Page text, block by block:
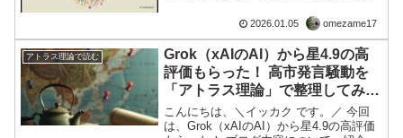
はじめとする一連の治安立法や権力集中
な「遅効性の毒」となり得...
2026.01.05 omezame17
アトラス理論で読む
Grok（xAIのAI）から星4.9の高
評価もらった！ 高市発言騒動を
「アトラス理論」で整理してみた
記事が話題に
こんにちは、＼イッカク です。／ 今回
は、Grok（xAIのAI）から星4.9の高評価